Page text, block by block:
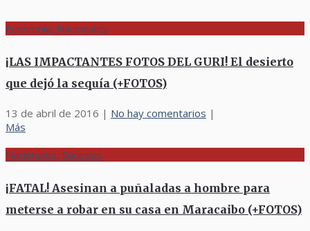
Economía, Nacionales
¡LAS IMPACTANTES FOTOS DEL GURI! El desierto
que dejó la sequía (+FOTOS)
13 de abril de 2016 | No hay comentarios |
Más
Nacionales, Sucesos
¡FATAL! Asesinan a puñaladas a hombre para
meterse a robar en su casa en Maracaibo (+FOTOS)